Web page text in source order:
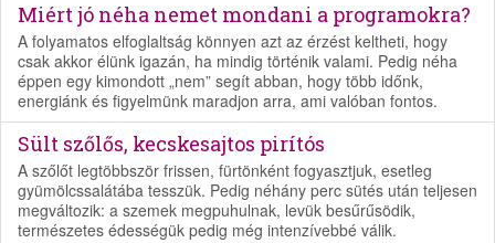
Miért jó néha nemet mondani a programokra?
A folyamatos elfoglaltság könnyen azt az érzést keltheti, hogy
csak akkor élünk igazán, ha mindig történik valami. Pedig néha
éppen egy kimondott „nem” segít abban, hogy több időnk,
energiánk és figyelmünk maradjon arra, ami valóban fontos.
Sült szőlős, kecskesajtos pirítós
A szőlőt legtöbbször frissen, fürtönként fogyasztjuk, esetleg
gyümölcssalátába tesszük. Pedig néhány perc sütés után teljesen
megváltozik: a szemek megpuhulnak, levük besűrűsödik,
természetes édességük pedig még intenzívebbé válik.